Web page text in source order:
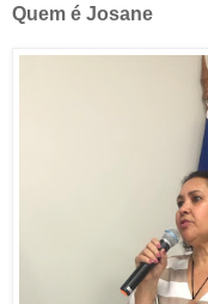
Quem é Josane